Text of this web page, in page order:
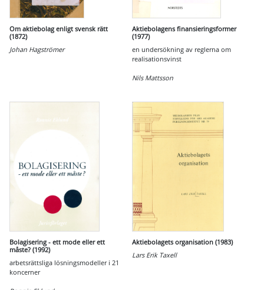
Om aktiebolag enligt svensk rätt
(1872)
Johan Hagströmer
Aktiebolagens finansieringsformer
(1977)
en undersökning av reglerna om
realisationsvinst
Nils Mattsson
Bolagisering - ett mode eller ett
måste? (1992)
arbetsrättsliga lösningsmodeller i 21
koncerner
Aktiebolagets organisation (1983)
Lars Erik Taxell